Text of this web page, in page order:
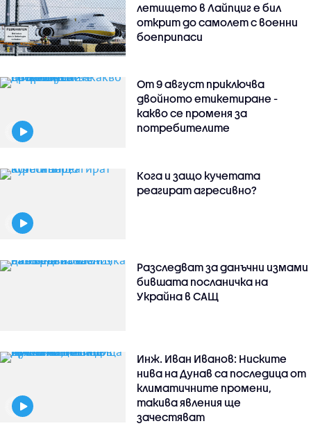
летището в Лайпциг е бил
открит до самолет с военни
боеприпаси
От 9 август приключва
двойното етикетиране -
какво се променя за
потребителите
Кога и защо кучетата
реагират агресивно?
Разследват за данъчни измами
бившата посланичка на
Украйна в САЩ
Инж. Иван Иванов: Ниските
нива на Дунав са последица от
климатичните промени,
такива явления ще
зачестяват